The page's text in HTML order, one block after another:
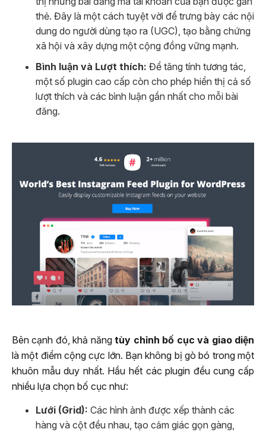
thẻ. Đây là một cách tuyệt vời để trưng bày các nội
dung do người dùng tạo ra (UGC), tạo bằng chứng
xã hội và xây dựng một cộng đồng vững mạnh.
Bình luận và Lượt thích: Để tăng tính tương tác,
một số plugin cao cấp còn cho phép hiển thị cả số
lượt thích và các bình luận gần nhất cho mỗi bài
đăng.
Bên cạnh đó, khả năngtùy chỉnh bố cục và giao diện
là một điểm cộng cực lớn. Bạn không bị gò bó trong một
khuôn mẫu duy nhất. Hầu hết các plugin đều cung cấp
nhiều lựa chọn bố cục như:
Lưới (Grid): Các hình ảnh được xếp thành các
hàng và cột đều nhau, tạo cảm giác gọn gàng,